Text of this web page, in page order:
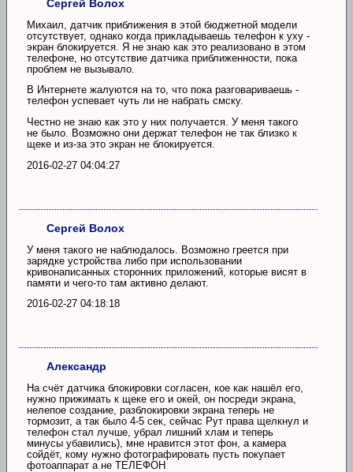
Сергей Волох
Михаил, датчик приближения в этой бюджетной модели
отсутствует, однако когда прикладываешь телефон к уху -
экран блокируется. Я не знаю как это реализовано в этом
телефоне, но отсутствие датчика приближенности, пока
проблем не вызывало.
В Интернете жалуются на то, что пока разговариваешь -
телефон успевает чуть ли не набрать смску.
Честно не знаю как это у них получается. У меня такого
не было. Возможно они держат телефон не так близко к
щеке и из-за это экран не блокируется.
2016-02-27 04:04:27
Сергей Волох
У меня такого не наблюдалось. Возможно греется при
зарядке устройства либо при использовании
кривонаписанных сторонних приложений, которые висят в
памяти и чего-то там активно делают.
2016-02-27 04:18:18
Александр
На счёт датчика блокировки согласен, кое как нашёл его,
нужно прижимать к щеке его и окей, он посреди экрана,
нелепое создание, разблокировки экрана теперь не
тормозит, а так было 4-5 сек, сейчас Рут права щелкнул и
телефон стал лучше, убрал лишний хлам и теперь
минусы убавились), мне нравится этот фон, а камера
сойдёт, кому нужно фотографировать пусть покупает
фотоаппарат а не ТЕЛЕФОН